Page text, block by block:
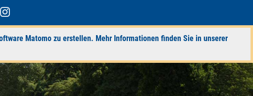
Matomo zu erstellen. Mehr Informationen finden Sie in unserer